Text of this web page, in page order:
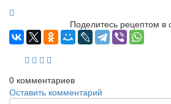
Поделитесь рецептом в
0 комментариев
Оставить комментарий